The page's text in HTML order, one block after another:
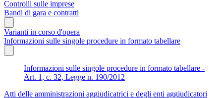
Controlli sulle imprese
Bandi di gara e contratti
Varianti in corso d'opera
Informazioni sulle singole procedure in formato tabellare
Informazioni sulle singole procedure in formato tabellare -
Art. 1, c. 32, Legge n. 190/2012
Atti delle amministrazioni aggiudicatrici e degli enti aggiudicatori